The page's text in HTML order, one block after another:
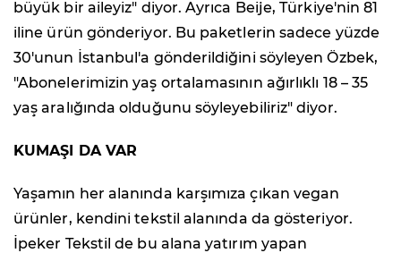
büyük bir aileyiz" diyor. Ayrıca Beije, Türkiye'nin 81
iline ürün gönderiyor. Bu paketlerin sadece yüzde
30'unun İstanbul'a gönderildiğini söyleyen Özbek,
"Abonelerimizin yaş ortalamasının ağırlıklı 18 – 35
yaş aralığında olduğunu söyleyebiliriz" diyor.
KUMAŞI DA VAR
Yaşamın her alanında karşımıza çıkan vegan
ürünler, kendini tekstil alanında da gösteriyor.
İpeker Tekstil de bu alana yatırım yapan